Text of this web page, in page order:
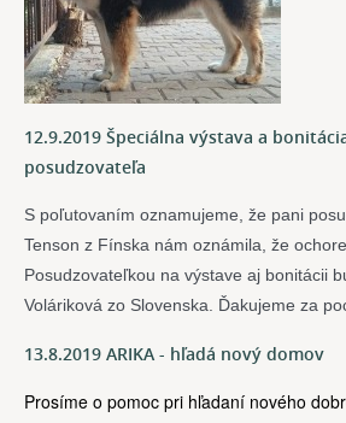
12.9.2019 Špeciálna výstava a
posudzovateľa
S poľutovaním oznamujeme, že pani
Tenson z Fínska nám oznámila, že
Posudzovateľkou na výstave aj bonitácii
Voláriková zo Slovenska. Ďakujeme za
13.8.2019 ARIKA - hľadá nový domov
Prosíme o pomoc pri hľadaní nového